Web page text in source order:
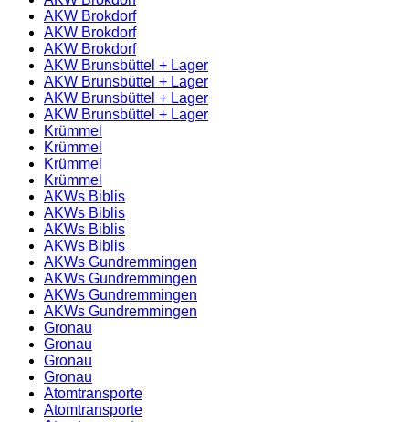
AKW Brokdorf
AKW Brokdorf
AKW Brokdorf
AKW Brunsbüttel + Lager
AKW Brunsbüttel + Lager
AKW Brunsbüttel + Lager
AKW Brunsbüttel + Lager
Krümmel
Krümmel
Krümmel
Krümmel
AKWs Biblis
AKWs Biblis
AKWs Biblis
AKWs Biblis
AKWs Gundremmingen
AKWs Gundremmingen
AKWs Gundremmingen
AKWs Gundremmingen
Gronau
Gronau
Gronau
Gronau
Atomtransporte
Atomtransporte